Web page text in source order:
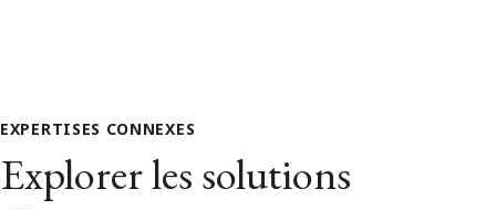
EXPERTISES CONNEXES
Explorer les solutions